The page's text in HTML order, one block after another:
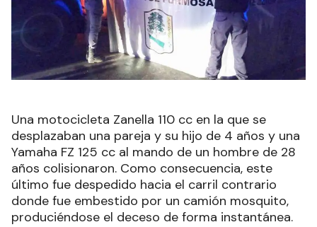
Una motocicleta Zanella 110 cc en la que se
desplazaban una pareja y su hijo de 4 años y una
Yamaha FZ 125 cc al mando de un hombre de 28
años colisionaron. Como consecuencia, este
último fue despedido hacia el carril contrario
donde fue embestido por un camión mosquito,
produciéndose el deceso de forma instantánea.